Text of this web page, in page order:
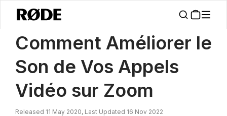
Nouvelles / Comment Améliorer Le Son De Vos Appels Vidéo Zoom
Comment Améliorer le
Son de Vos Appels
Vidéo sur Zoom
Released 11 May 2020, Last Updated 16 Nov 2022